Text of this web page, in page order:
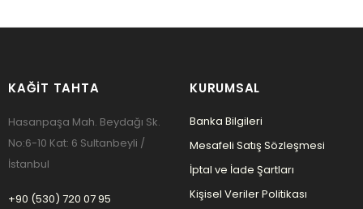
KAĞIT TAHTA
Hasanpaşa Mah. Beydağı Sk.
No:6-10 Kat: 6 Sultanbeyli /
İstanbul
+90 (530) 720 07 95
KURUMSAL
Banka Bilgileri
Mesafeli Satış Sözleşmesi
İptal ve İade Şartları
Kişisel Veriler Politikası